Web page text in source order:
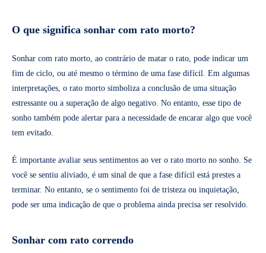
O que significa sonhar com rato morto?
Sonhar com rato morto, ao contrário de matar o rato, pode indicar um
fim de ciclo, ou até mesmo o término de uma fase difícil. Em algumas
interpretações, o rato morto simboliza a conclusão de uma situação
estressante ou a superação de algo negativo. No entanto, esse tipo de
sonho também pode alertar para a necessidade de encarar algo que você
tem evitado.
É importante avaliar seus sentimentos ao ver o rato morto no sonho. Se
você se sentiu aliviado, é um sinal de que a fase difícil está prestes a
terminar. No entanto, se o sentimento foi de tristeza ou inquietação,
pode ser uma indicação de que o problema ainda precisa ser resolvido.
Sonhar com rato correndo